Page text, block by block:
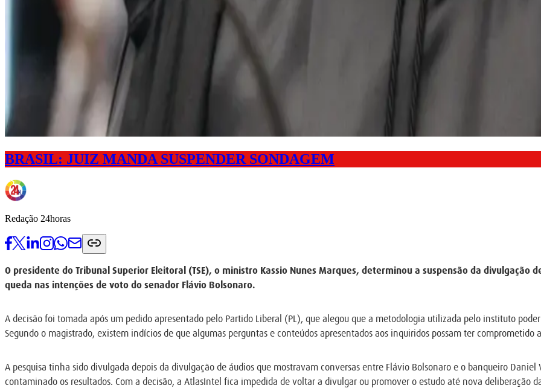
BRASIL: JUIZ MANDA SUSPENDER SONDAGEM
Redação 24horas
O presidente do Tribunal Superior Eleitoral (TSE), o ministro Kassio Nunes Marques, determinou a suspensão da divulgação
queda nas intenções de voto do senador Flávio Bolsonaro.
A decisão foi tomada após um pedido apresentado pelo Partido Liberal (PL), que alegou que a metodologia utilizada pelo instituto
Segundo o magistrado, existem indícios de que algumas perguntas e conteúdos apresentados aos inquiridos possam ter
A pesquisa tinha sido divulgada depois da divulgação de áudios que mostravam conversas entre Flávio Bolsonaro e o banqueiro Daniel
contaminado os resultados. Com a decisão, a AtlasIntel fica impedida de voltar a divulgar ou promover o estudo até nova deliberação